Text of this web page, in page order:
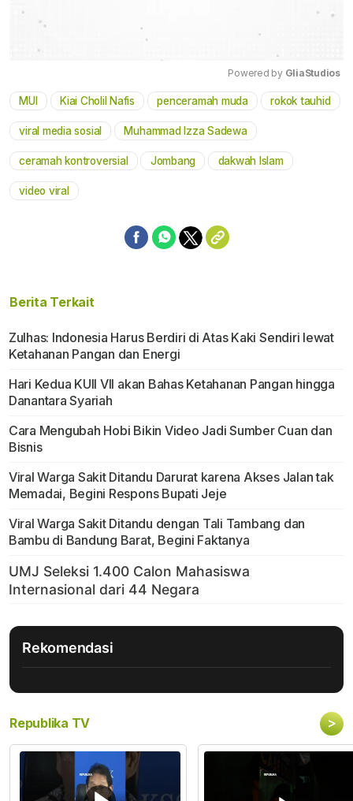
Mute
Powered by GliaStudios
MUI Kiai Cholil Nafis penceramah muda rokok tauhid
viral media sosial Muhammad Izza Sadewa
ceramah kontroversial Jombang dakwah Islam
video viral
Berita Terkait
Zulhas: Indonesia Harus Berdiri di Atas Kaki Sendiri lewat
Ketahanan Pangan dan Energi
Hari Kedua KUII VII akan Bahas Ketahanan Pangan hingga
Danantara Syariah
Cara Mengubah Hobi Bikin Video Jadi Sumber Cuan dan
Bisnis
Viral Warga Sakit Ditandu Darurat karena Akses Jalan tak
Memadai, Begini Respons Bupati Jeje
Viral Warga Sakit Ditandu dengan Tali Tambang dan
Bambu di Bandung Barat, Begini Faktanya
Rekomendasi
Republika TV >